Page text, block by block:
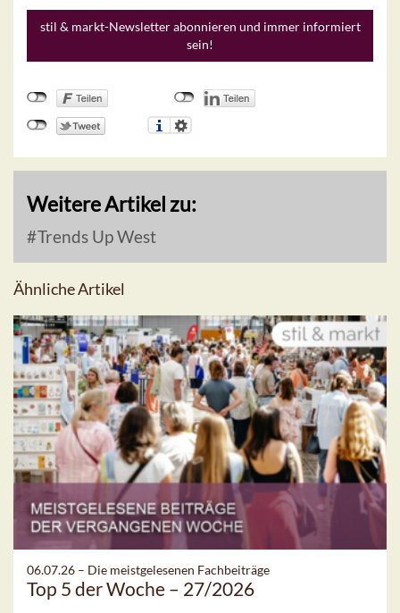
stil & markt-Newsletter abonnieren und immer informiert
sein!
Weitere Artikel zu:
Trends Up West
Ähnliche Artikel
06.07.26 – Die meistgelesenen Fachbeiträge
Top 5 der Woche – 27/2026